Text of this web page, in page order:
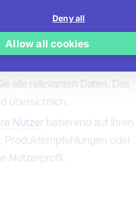
in Ihre Websiteein – an
erzeugen.
alle relevanten Daten. Das
übersichtlich.
Nutzerbasierend auf ihren
Produktempfehlungen oder
Nutzerprofil.
Deny all
Allow all cookies